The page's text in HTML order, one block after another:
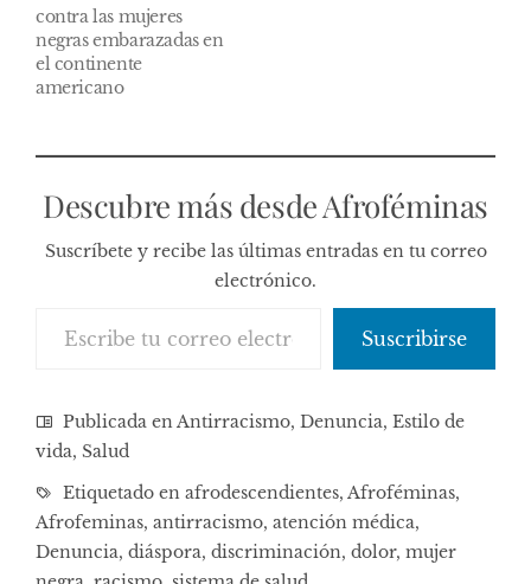
contra las mujeres
negras embarazadas en
el continente
americano
Descubre más desde Afroféminas
Suscríbete y recibe las últimas entradas en tu correo
electrónico.
Suscribirse
Publicada enAntirracismo, Denuncia, Estilo de
vida, Salud
Etiquetado en afrodescendientes, Afroféminas,
Afrofeminas, antirracismo, atención médica,
Denuncia, diáspora, discriminación, dolor, mujer